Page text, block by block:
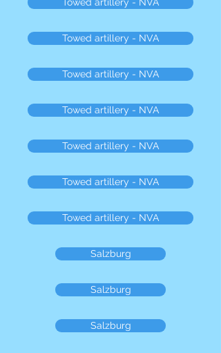
Towed artillery - NVA
Towed artillery - NVA
Towed artillery - NVA
Towed artillery - NVA
Towed artillery - NVA
Towed artillery - NVA
Salzburg
Salzburg
Salzburg